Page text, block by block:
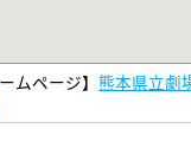
ームページ】熊本県立劇